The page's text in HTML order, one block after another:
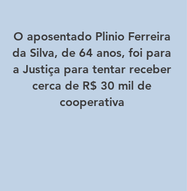
O aposentado Plinio Ferreira
da Silva, de 64 anos, foi para
a Justiça para tentar receber
cerca de R$ 30 mil de
cooperativa